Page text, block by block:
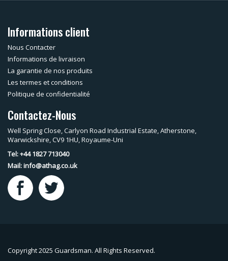
Informations client
Nous Contacter
Informations de livraison
La garantie de nos produits
Les termes et conditions
Politique de confidentialité
Contactez-Nous
Well Spring Close, Carlyon Road Industrial Estate, Atherstone,
Warwickshire, CV9 1HU, Royaume-Uni
Tel: +44 1827 713040
Mail:info@athag.co.uk
Copyright 2025 Guardsman. All Rights Reserved.